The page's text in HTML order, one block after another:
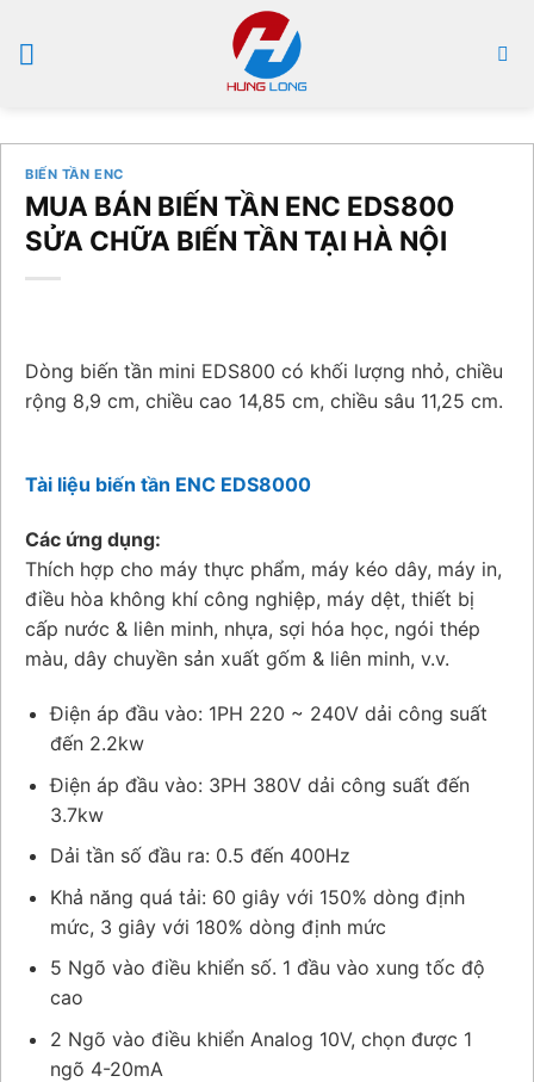
qua
nội
BIẾN TẦN ENC
MUA BÁN BIẾN TẦN ENC EDS800
SỬA CHỮA BIẾN TẦN TẠI HÀ NỘI
Dòng biến tần mini EDS800 có khối lượng nhỏ, chiều
rộng 8,9 cm, chiều cao 14,85 cm, chiều sâu 11,25 cm.
Tài liệu biến tần ENC EDS8000
Các ứng dụng:
Thích hợp cho máy thực phẩm, máy kéo dây, máy in,
điều hòa không khí công nghiệp, máy dệt, thiết bị
cấp nước & liên minh, nhựa, sợi hóa học, ngói thép
màu, dây chuyền sản xuất gốm & liên minh, v.v.
Điện áp đầu vào: 1PH 220 ~ 240V dải công suất
đến 2.2kw
Điện áp đầu vào: 3PH 380V dải công suất đến
3.7kw
Dải tần số đầu ra: 0.5 đến 400Hz
Khả năng quá tải: 60 giây với 150% dòng định
mức, 3 giây với 180% dòng định mức
5 Ngõ vào điều khiển số. 1 đầu vào xung tốc độ
cao
2 Ngõ vào điều khiển Analog 10V, chọn được 1
ngõ 4-20mA